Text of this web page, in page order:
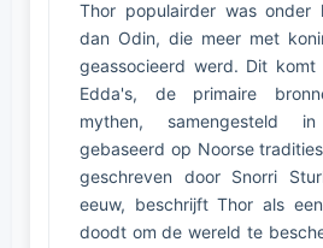
Thor populairder was onder
dan Odin, die meer met
geassocieerd werd. Dit
Edda's, de primaire
mythen, samengesteld
gebaseerd op Noorse
geschreven door Snorri
eeuw, beschrijft Thor als
doodt om de wereld te